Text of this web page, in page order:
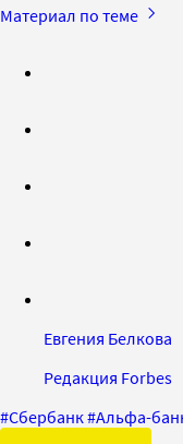
Материал по теме
Евгения Белкова
Редакция Forbes
#Сбербанк#Альфа-